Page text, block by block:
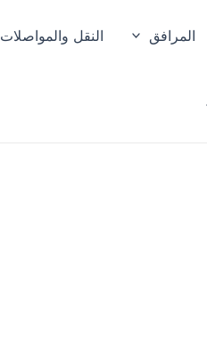
المرافق النقل والمواصلات